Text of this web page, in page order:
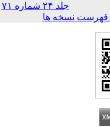
جلد ۲۴ شماره ۷۱
نسخه ها